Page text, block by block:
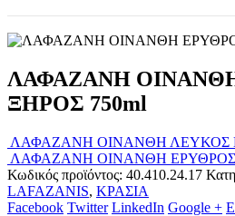
ΛΑΦΑΖΑΝΗ
ΞΗΡΟΣ 750ml
ΛΑΦΑΖΑΝΗ ΟΙΝΑΝΘΗ ΛΕΥΚΟΣ
ΛΑΦΑΖΑΝΗ ΟΙΝΑΝΘΗ ΕΡΥΘΡΟΣ
Κωδικός προϊόντος: 40.410.24.17
LAFAZANIS, ΚΡΑΣΙΑ
Facebook Twitter LinkedIn Google +